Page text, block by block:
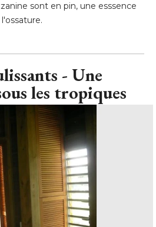
sont en pin, une esssence
- Une
les tropiques